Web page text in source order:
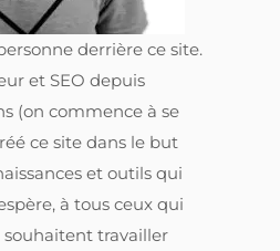
derrière ce site.
et SEO depuis
(on commence à se
ce site dans le but
et outils qui
à tous ceux qui
travailler